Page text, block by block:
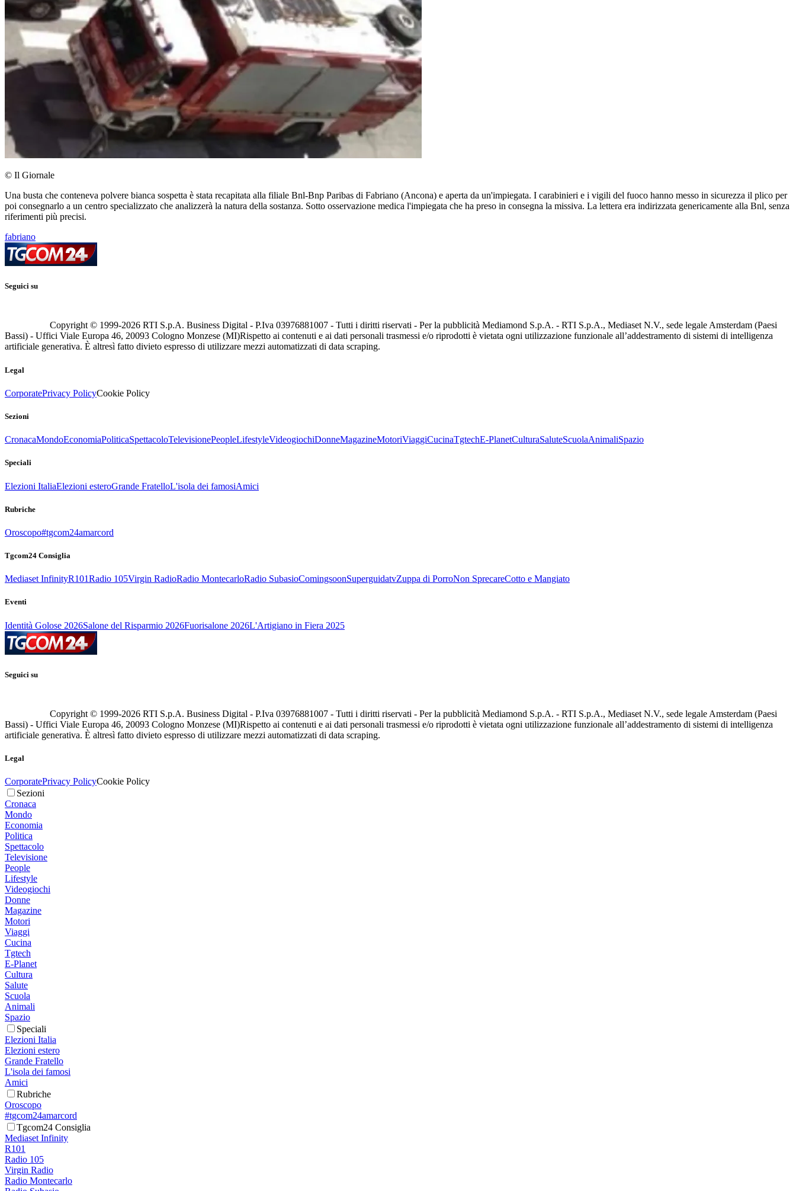
© Il Giornale
Una busta che conteneva polvere bianca sospetta è stata recapitata alla filiale Bnl-Bnp Paribas di Fabriano (Ancona) e aperta da un'impiegata. I carabinieri e i vigili del fuoco hanno messo in sicurezza il plico per
poi consegnarlo a un centro specializzato che analizzerà la natura della sostanza. Sotto osservazione medica l'impiegata che ha preso in consegna la missiva. La lettera era indirizzata genericamente alla Bnl, senza
riferimenti più precisi.
fabriano
Seguici su
Copyright © 1999-2026 RTI S.p.A. Business Digital - P.Iva 03976881007 - Tutti i diritti riservati - Per la pubblicità Mediamond S.p.A. - RTI S.p.A., Mediaset N.V., sede legale Amsterdam (Paesi
Bassi) - Uffici Viale Europa 46, 20093 Cologno Monzese (MI)Rispetto ai contenuti e ai dati personali trasmessi e/o riprodotti è vietata ogni utilizzazione funzionale all’addestramento di sistemi di intelligenza
artificiale generativa. È altresì fatto divieto espresso di utilizzare mezzi automatizzati di data scraping.
Legal
CorporatePrivacy PolicyCookie Policy
Sezioni
CronacaMondoEconomiaPoliticaSpettacoloTelevisionePeopleLifestyleVideogiochiDonneMagazineMotoriViaggiCucinaTgtechE-PlanetCulturaSaluteScuolaAnimaliSpazio
Speciali
Elezioni ItaliaElezioni esteroGrande FratelloL'isola dei famosiAmici
Rubriche
Oroscopo#tgcom24amarcord
Tgcom24 Consiglia
Mediaset InfinityR101Radio 105Virgin RadioRadio MontecarloRadio SubasioComingsoonSuperguidatvZuppa di PorroNon SprecareCotto e Mangiato
Eventi
Identità Golose 2026Salone del Risparmio 2026Fuorisalone 2026L'Artigiano in Fiera 2025
Seguici su
Copyright © 1999-2026 RTI S.p.A. Business Digital - P.Iva 03976881007 - Tutti i diritti riservati - Per la pubblicità Mediamond S.p.A. - RTI S.p.A., Mediaset N.V., sede legale Amsterdam (Paesi
Bassi) - Uffici Viale Europa 46, 20093 Cologno Monzese (MI)Rispetto ai contenuti e ai dati personali trasmessi e/o riprodotti è vietata ogni utilizzazione funzionale all’addestramento di sistemi di intelligenza
artificiale generativa. È altresì fatto divieto espresso di utilizzare mezzi automatizzati di data scraping.
Legal
CorporatePrivacy PolicyCookie Policy
Sezioni
Cronaca
Mondo
Economia
Politica
Spettacolo
Televisione
People
Lifestyle
Videogiochi
Donne
Magazine
Motori
Viaggi
Cucina
Tgtech
E-Planet
Cultura
Salute
Scuola
Animali
Spazio
Speciali
Elezioni Italia
Elezioni estero
Grande Fratello
L'isola dei famosi
Amici
Rubriche
Oroscopo
#tgcom24amarcord
Tgcom24 Consiglia
Mediaset Infinity
R101
Radio 105
Virgin Radio
Radio Montecarlo